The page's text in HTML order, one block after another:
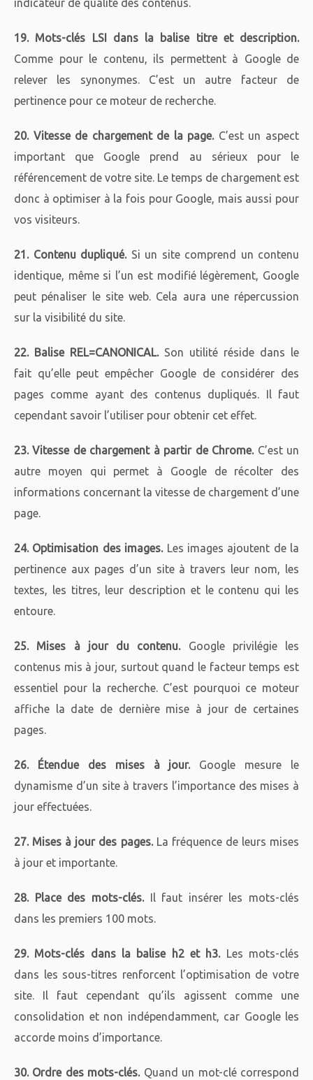
indicateur de qualité des contenus.
19. Mots-clés LSI dans la balise titre et description.
Comme pour le contenu, ils permettent à Google de
relever les synonymes. C’est un autre facteur de
pertinence pour ce moteur de recherche.
20. Vitesse de chargement de la page.C’est un aspect
important que Google prend au sérieux pour le
référencement de votre site. Le temps de chargement est
donc à optimiser à la fois pour Google, mais aussi pour
vos visiteurs.
21. Contenu dupliqué.Si un site comprend un contenu
identique, même si l’un est modifié légèrement, Google
peut pénaliser le site web. Cela aura une répercussion
sur la visibilité du site.
22. Balise REL=CANONICAL.Son utilité réside dans le
fait qu’elle peut empêcher Google de considérer des
pages comme ayant des contenus dupliqués. Il faut
cependant savoir l’utiliser pour obtenir cet effet.
23. Vitesse de chargement à partir de Chrome.C’est un
autre moyen qui permet à Google de récolter des
informations concernant la vitesse de chargement d’une
page.
24. Optimisation des images.Les images ajoutent de la
pertinence aux pages d’un site à travers leur nom, les
textes, les titres, leur description et le contenu qui les
entoure.
25. Mises à jour du contenu.Google privilégie les
contenus mis à jour, surtout quand le facteur temps est
essentiel pour la recherche. C’est pourquoi ce moteur
affiche la date de dernière mise à jour de certaines
pages.
26. Étendue des mises à jour.Google mesure le
dynamisme d’un site à travers l’importance des mises à
jour effectuées.
27. Mises à jour des pages.La fréquence de leurs mises
à jour et importante.
28. Place des mots-clés.Il faut insérer les mots-clés
dans les premiers 100 mots.
29. Mots-clés dans la balise h2 et h3.Les mots-clés
dans les sous-titres renforcent l’optimisation de votre
site. Il faut cependant qu’ils agissent comme une
consolidation et non indépendamment, car Google les
accorde moins d’importance.
30. Ordre des mots-clés.Quand un mot-clé correspond